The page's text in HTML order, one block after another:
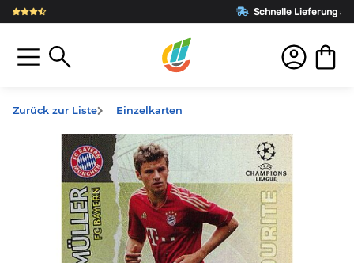
Schnelle Lieferungaus Deutschland
Zurück zur Liste Einzelkarten